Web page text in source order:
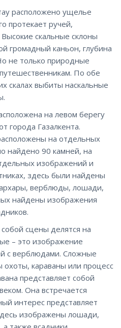
расположено ущелье
протекает ручей,
скальные склоны
громадный каньон, глубина
не только природные
По обе
скалах выбиты наскальные
на левом берегу
города Газалкента.
на отдельных
найдено 90 камней, на
изображений и
здесь были найдены
верблюды, лошади,
найдены изображения
сцены делятся на
– это изображение
с верблюдами. Сложные
караваны или процесс
представляет собой
Она встречается
интерес представляет
изображены лошади,